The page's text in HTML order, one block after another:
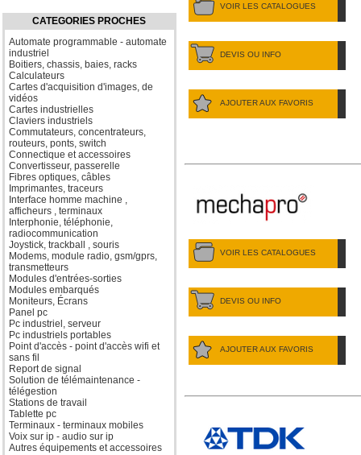
CATEGORIES PROCHES
Automate programmable - automate
industriel
Boitiers, chassis, baies, racks
Calculateurs
Cartes d'acquisition d'images, de
vidéos
Cartes industrielles
Claviers industriels
Commutateurs, concentrateurs,
routeurs, ponts, switch
Connectique et accessoires
Convertisseur, passerelle
Fibres optiques, câbles
Imprimantes, traceurs
Interface homme machine ,
afficheurs , terminaux
Interphonie, téléphonie,
radiocommunication
Joystick, trackball , souris
Modems, module radio, gsm/gprs,
transmetteurs
Modules d'entrées-sorties
Modules embarqués
Moniteurs, Écrans
Panel pc
Pc industriel, serveur
Pc industriels portables
Point d'accès - point d'accès wifi et
sans fil
Report de signal
Solution de télémaintenance -
télégestion
Stations de travail
Tablette pc
Terminaux - terminaux mobiles
Voix sur ip - audio sur ip
Autres équipements et accessoires
VOIR LES CATALOGUES
DEVIS OU INFO
AJOUTER AUX FAVORIS
VOIR LES CATALOGUES
DEVIS OU INFO
AJOUTER AUX FAVORIS